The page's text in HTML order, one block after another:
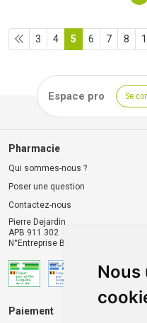
Nous
3 4 5 6 7 8
Espace pro Se
Pharmacie
Qui sommes-nous ?
Poser une question
Contactez-nous
Pierre Dejardin
APB 911 302
N°Entreprise BE0446.901.764
Paiement